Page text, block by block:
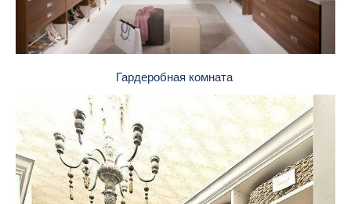
Гардеробная комната